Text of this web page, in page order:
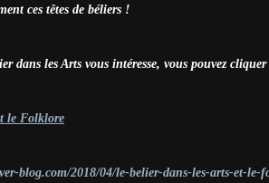
ces têtes de béliers !
dans les Arts vous intéresse, vous pouvez
le Folklore
blog.com/2018/04/le-belier-dans-les-arts-et-le-